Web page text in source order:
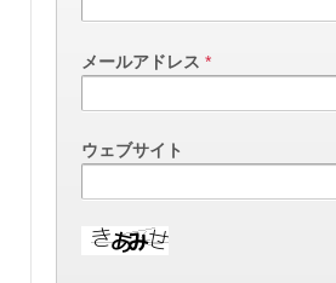
メールアドレス *
ウェブサイト